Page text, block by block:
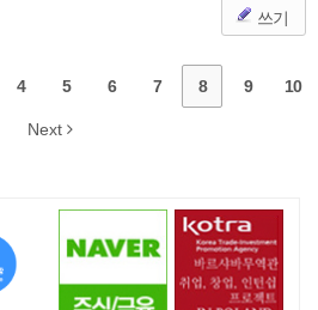
쓰기
4 5 6 7 8 9 10
Next